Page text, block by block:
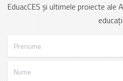
EduacCES și ultimele proiecte